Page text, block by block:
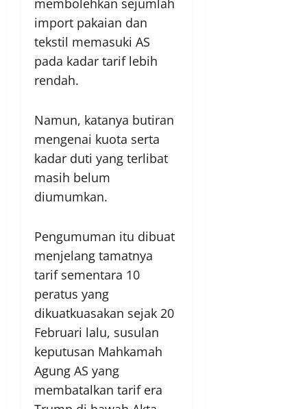
membolehkan sejumlah
import pakaian dan
tekstil memasuki AS
pada kadar tarif lebih
rendah.
Namun, katanya butiran
mengenai kuota serta
kadar duti yang terlibat
masih belum
diumumkan.
Pengumuman itu dibuat
menjelang tamatnya
tarif sementara 10
peratus yang
dikuatkuasakan sejak 20
Februari lalu, susulan
keputusan Mahkamah
Agung AS yang
membatalkan tarif era